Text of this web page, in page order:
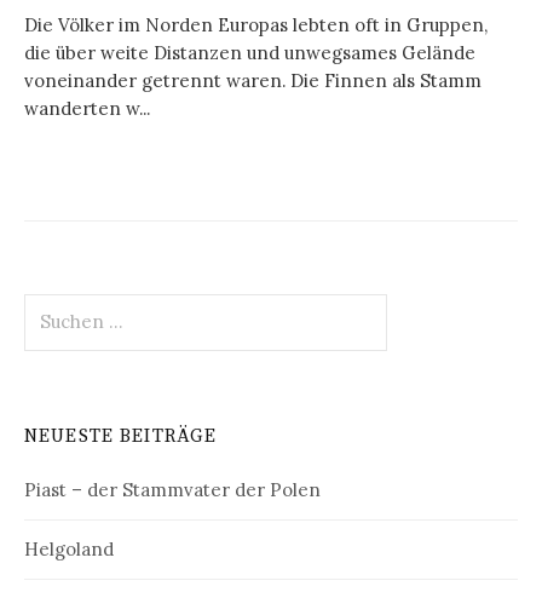
Die Völker im Norden Europas lebten oft in Gruppen,
die über weite Distanzen und unwegsames Gelände
voneinander getrennt waren. Die Finnen als Stamm
wanderten w...
nach:
NEUESTE BEITRÄGE
Piast – der Stammvater der Polen
Helgoland